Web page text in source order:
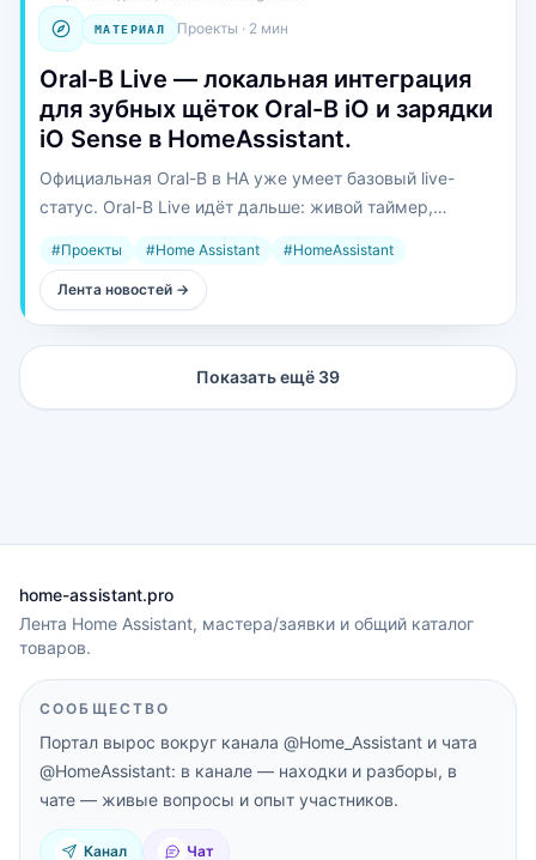
МАТЕРИАЛ Проекты · 2 мин
Oral-B Live — локальная интеграция
для зубных щёток Oral-B iO и зарядки
iO Sense в HomeAssistant.
Официальная Oral-B в HA уже умеет базовый live-
статус. Oral-B Live идёт дальше: живой таймер,
облака Oral-B, через Bluetooth / BLE рядом с щёткой.
#Проекты #Home Assistant #HomeAssistant
Лента новостей →
Показать ещё 39
home-assistant.pro
Лента Home Assistant, мастера/заявки и общий каталог
товаров.
СООБЩЕСТВО
Портал вырос вокруг канала @Home_Assistant и чата
@HomeAssistant: в канале — находки и разборы, в
чате — живые вопросы и опыт участников.
Канал Чат